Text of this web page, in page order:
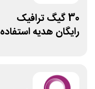
30 گیگ ترافیک
رایگان هدیه استفاده